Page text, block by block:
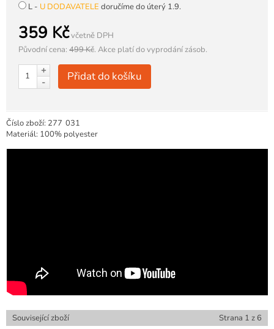
L - U DODAVATELE doručíme do úterý 1.9.
359 Kčvčetně DPH
Původní cena: 499 Kč. Akce platí do vyprodání zásob.
+
-
Přidat do košíku
Číslo zboží: 277 031
Materiál: 100% polyester
Související zboží Strana 1 z 6